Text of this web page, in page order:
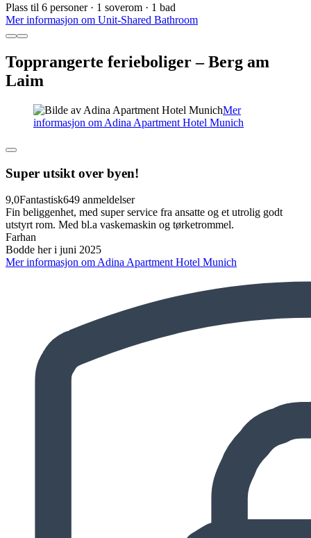
Plass til 6 personer · 1 soverom · 1 bad
Mer informasjon om Unit-Shared Bathroom
Topprangerte ferieboliger – Berg am
Laim
Mer
informasjon om Adina Apartment Hotel Munich
Super utsikt over byen!
9,0Fantastisk649 anmeldelser
Fin beliggenhet, med super service fra ansatte og et utrolig godt
utstyrt rom. Med bl.a vaskemaskin og tørketrommel.
Farhan
Bodde her i juni 2025
Mer informasjon om Adina Apartment Hotel Munich